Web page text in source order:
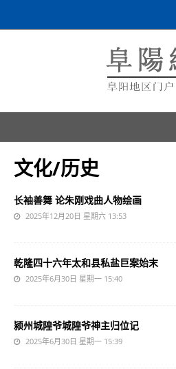
文化/历史
长袖善舞 论朱刚戏曲人物绘画
2025年12月20日 星期六 13:53
乾隆四十六年太和县私盐巨案始末
2025年6月30日 星期一 15:40
颍州城隍爷城隍爷神主归位记
2025年6月30日 星期一 15:39